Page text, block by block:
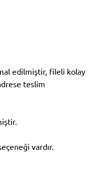
edilmiştir, fileli kolay
teslim
vardır.